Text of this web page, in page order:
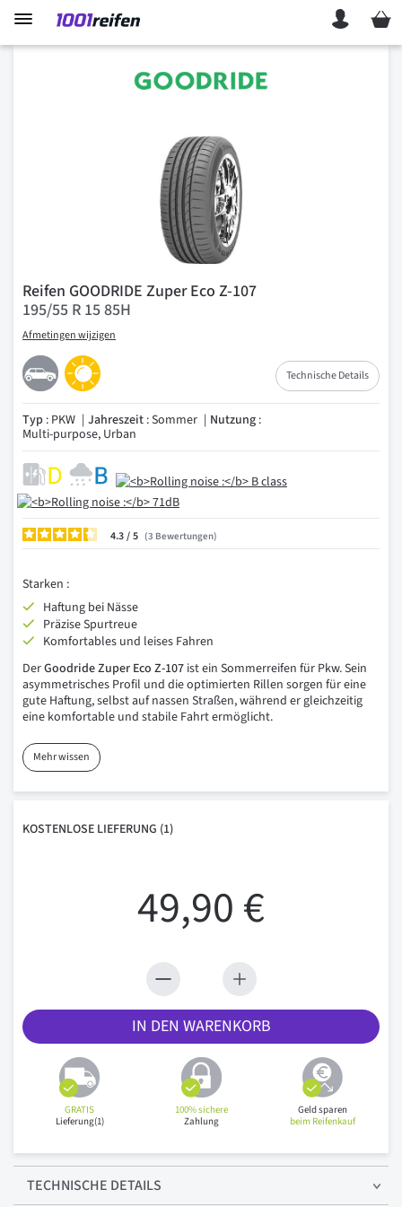
Mein
Reifen GOODRIDE Zuper Eco Z-107
195/55 R 15 85H
Afmetingen wijzigen
Technische Details
Typ : PKW Jahreszeit : Sommer Nutzung :
Multi-purpose, Urban
4.3/ 3 Bewertungen
Starken :
Haftung bei Nässe
Präzise Spurtreue
Komfortables und leises Fahren
DerGoodride Zuper Eco Z-107 ist ein Sommerreifen für Pkw. Sein
asymmetrisches Profil und die optimierten Rillen sorgen für eine
gute Haftung, selbst auf nassen Straßen, während er gleichzeitig
eine komfortable und stabile Fahrt ermöglicht.
Mehr wissen
KOSTENLOSE LIEFERUNG (1)
49,90 €
IN DEN WARENKORB
GRATIS
Lieferung(1)
100% sichere
Zahlung
Geld sparen
beim Reifenkauf
TECHNISCHE DETAILS